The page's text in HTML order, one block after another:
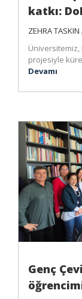
katkı:
ZEHRA
Üniversitemiz,
projesiyle
Devamı
Genç